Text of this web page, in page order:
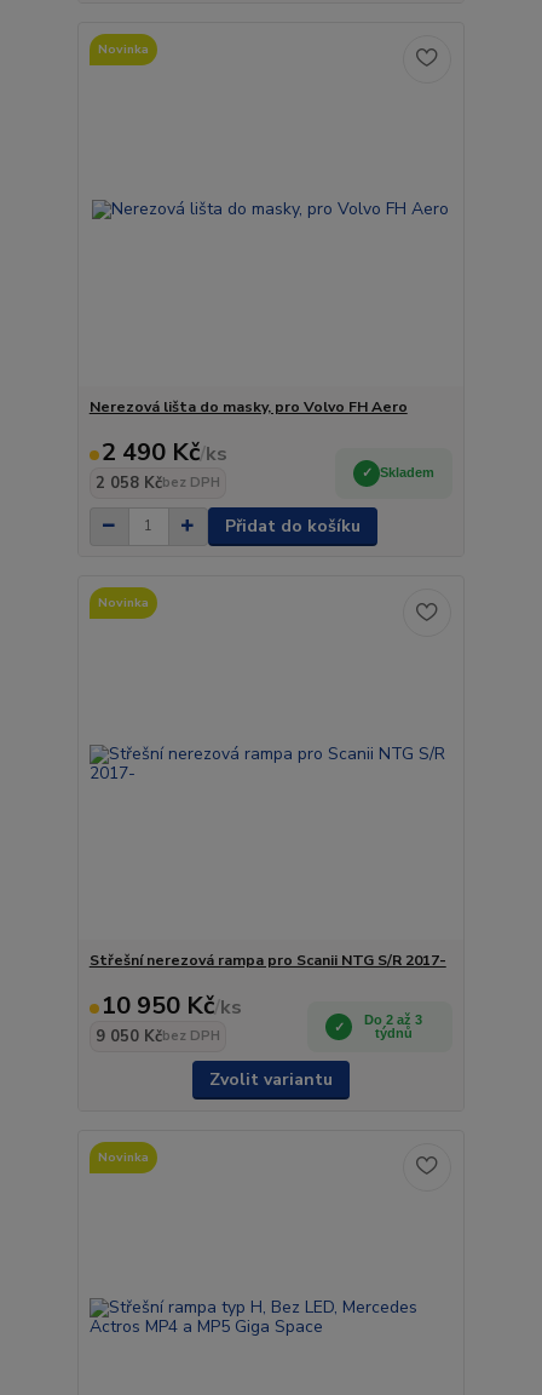
Novinka
Nerezová lišta do masky, pro Volvo FH Aero
2 490 Kč/ks
2 058 Kčbez DPH
Skladem
Přidat do košíku
Novinka
Střešní nerezová rampa pro Scanii NTG S/R 2017-
10 950 Kč/ks
9 050 Kčbez DPH
Do 2 až 3
týdnů
Zvolit variantu
Novinka